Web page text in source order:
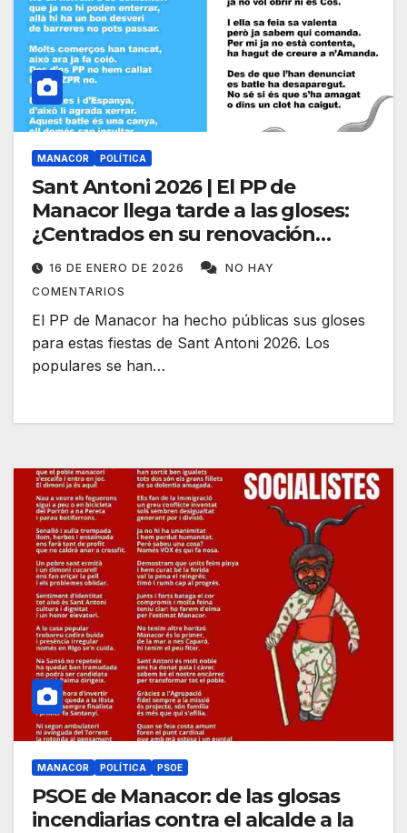
MANACOR POLÍTICA
Sant Antoni 2026 | El PP de
Manacor llega tarde a las gloses:
¿Centrados en su renovación
interna?
16 DE ENERO DE 2026
NO HAY
COMENTARIOS
El PP de Manacor ha hecho públicas sus gloses
para estas fiestas de Sant Antoni 2026. Los
populares se han…
MANACOR POLÍTICA PSOE
PSOE de Manacor: de las glosas
incendiarias contra el alcalde a la